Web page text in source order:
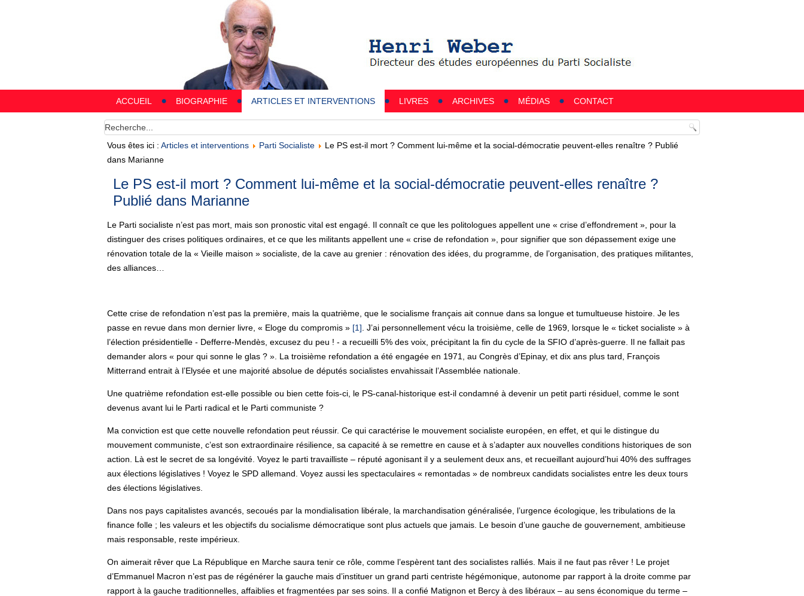
ACCUEIL BIOGRAPHIE ARTICLES ET INTERVENTIONS LIVRES ARCHIVES MÉDIAS CONTACT
Vous êtes ici : Articles et interventions Parti Socialiste
Le PS est-il mort ? Comment lui-même et la social-démocratie peuvent-elles renaître ? Publié
dans Marianne
Le PS est-il mort ? Comment lui-même et la social-démocratie peuvent-elles renaître ?
Publié dans Marianne
Le Parti socialiste n’est pas mort, mais son pronostic vital est engagé. Il connaît ce que les politologues appellent une « crise d’effondrement », pour la
distinguer des crises politiques ordinaires, et ce que les militants appellent une « crise de refondation », pour signifier que son dépassement exige une
rénovation totale de la « Vieille maison » socialiste, de la cave au grenier : rénovation des idées, du programme, de l’organisation, des pratiques militantes,
des alliances…
Cette crise de refondation n’est pas la première, mais la quatrième, que le socialisme français ait connue dans sa longue et tumultueuse histoire. Je les
passe en revue dans mon dernier livre, « Eloge du compromis » [1] . J’ai personnellement vécu la troisième, celle de 1969, lorsque le « ticket socialiste » à
l’élection présidentielle - Defferre-Mendès, excusez du peu ! - a recueilli 5% des voix, précipitant la fin du cycle de la SFIO d’après-guerre. Il ne fallait pas
demander alors « pour qui sonne le glas ? ». La troisième refondation a été engagée en 1971, au Congrès d’Epinay, et dix ans plus tard, François
Mitterrand entrait à l’Elysée et une majorité absolue de députés socialistes envahissait l’Assemblée nationale.
Une quatrième refondation est-elle possible ou bien cette fois-ci, le PS-canal-historique est-il condamné à devenir un petit parti résiduel, comme le sont
devenus avant lui le Parti radical et le Parti communiste ?
Ma conviction est que cette nouvelle refondation peut réussir. Ce qui caractérise le mouvement socialiste européen, en effet, et qui le distingue du
mouvement communiste, c’est son extraordinaire résilience, sa capacité à se remettre en cause et à s’adapter aux nouvelles conditions historiques de son
action. Là est le secret de sa longévité. Voyez le parti travailliste – réputé agonisant il y a seulement deux ans, et recueillant aujourd’hui 40% des suffrages
aux élections législatives ! Voyez le SPD allemand. Voyez aussi les spectaculaires « remontadas » de nombreux candidats socialistes entre les deux tours
des élections législatives.
Dans nos pays capitalistes avancés, secoués par la mondialisation libérale, la marchandisation généralisée, l’urgence écologique, les tribulations de la
finance folle ; les valeurs et les objectifs du socialisme démocratique sont plus actuels que jamais. Le besoin d’une gauche de gouvernement, ambitieuse
mais responsable, reste impérieux.
On aimerait rêver que La République en Marche saura tenir ce rôle, comme l’espèrent tant des socialistes ralliés. Mais il ne faut pas rêver ! Le projet
d’Emmanuel Macron n’est pas de régénérer la gauche mais d’instituer un grand parti centriste hégémonique, autonome par rapport à la droite comme par
rapport à la gauche traditionnelles, affaiblies et fragmentées par ses soins. Il a confié Matignon et Bercy à des libéraux – au sens économique du terme –